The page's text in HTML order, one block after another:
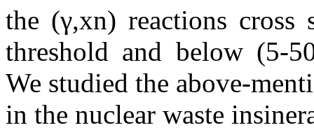
the (γ,xn) reactions
threshold and below (5-
We studied the above-
in the nuclear waste